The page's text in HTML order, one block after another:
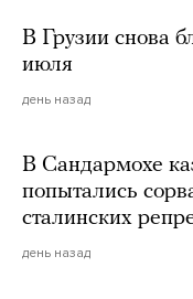
В Грузии снова
июля
день назад
В Сандармохе
попытались
сталинских
день назад